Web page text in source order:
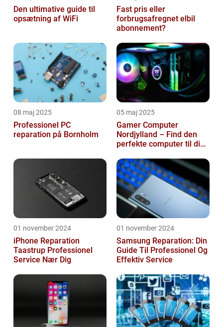
Den ultimative guide til
opsætning af WiFi
Fast pris eller
forbrugsafregnet elbil
abonnement?
08 maj 2025
Professionel PC
reparation på Bornholm
05 maj 2025
Gamer Computer
Nordjylland – Find den
perfekte computer til din
01 november 2024
iPhone Reparation
Taastrup Professionel
Service Nær Dig
01 november 2024
Samsung Reparation: Din
Guide Til Professionel Og
Effektiv Service